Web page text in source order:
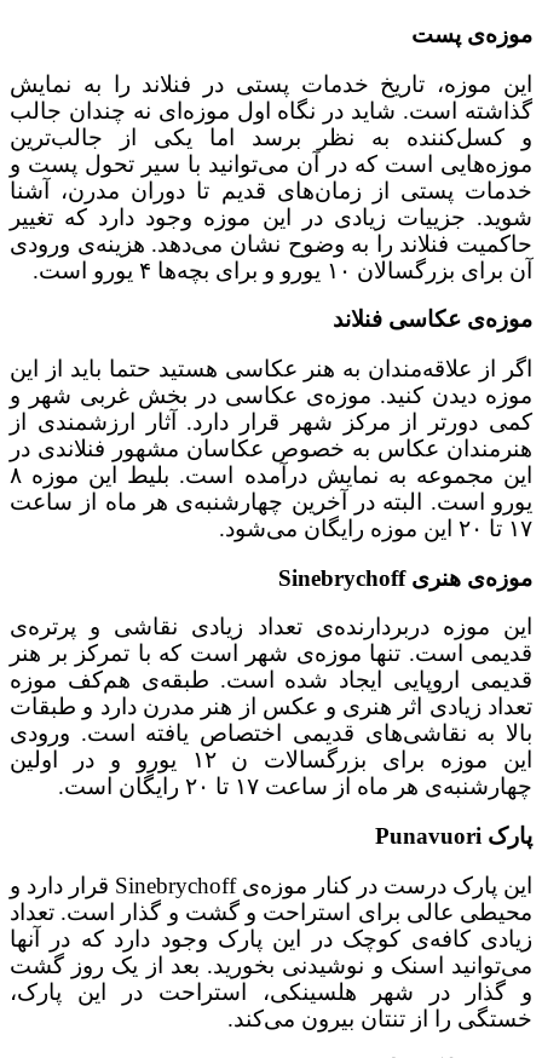
موزه‌ی پست
این موزه، تاریخ خدمات پستی در فنلاند را به نمایش
گذاشته است. شاید در نگاه اول موزه‌ای نه چندان جالب
و کسل‌کننده به نظر برسد اما یکی از جالب‌ترین
موزه‌هایی است که در آن می‌توانید با سیر تحول پست و
خدمات پستی از زمان‌های قدیم تا دوران مدرن، آشنا
شوید. جزییات زیادی در این موزه وجود دارد که تغییر
حاکمیت فنلاند را به وضوح نشان می‌دهد. هزینه‌ی ورودی
آن برای بزرگسالان ۱۰ یورو و برای بچه‌ها ۴ یورو است.
موزه‌ی عکاسی فنلاند
اگر از علاقه‌مندان به هنر عکاسی هستید حتما باید از این
موزه دیدن کنید. موزه‌ی عکاسی در بخش غربی شهر و
کمی دورتر از مرکز شهر قرار دارد. آثار ارزشمندی از
هنرمندان عکاس به خصوص عکاسان مشهور فنلاندی در
این مجموعه به نمایش درآمده است. بلیط این موزه ۸
یورو است. البته در آخرین چهارشنبه‌ی هر ماه از ساعت
۱۷ تا ۲۰ این موزه رایگان می‌شود.
موزه‌ی هنری Sinebrychoff
این موزه دربردارنده‌ی تعداد زیادی نقاشی و پرتره‌ی
قدیمی است. تنها موزه‌ی شهر است که با تمرکز بر هنر
قدیمی اروپایی ایجاد شده است. طبقه‌ی هم‌کف موزه
تعداد زیادی اثر هنری و عکس از هنر مدرن دارد و طبقات
بالا به نقاشی‌های قدیمی اختصاص یافته است. ورودی
این موزه برای بزرگسالات ن ۱۲ یورو و در اولین
چهارشنبه‌ی هر ماه از ساعت ۱۷ تا ۲۰ رایگان است.
پارک Punavuori
این پارک درست در کنار موزه‌ی Sinebrychoff قرار دارد و
محیطی عالی برای استراحت و گشت و گذار است. تعداد
زیادی کافه‌ی کوچک در این پارک وجود دارد که در آنها
می‌توانید اسنک و نوشیدنی بخورید. بعد از یک روز گشت
و گذار در شهر هلسینکی، استراحت در این پارک،
خستگی را از تنتان بیرون می‌کند.